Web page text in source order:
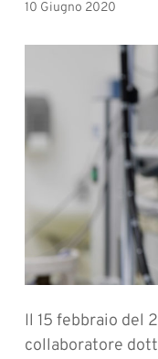
10 Giugno 2020
Il 15 febbraio del
collaboratore